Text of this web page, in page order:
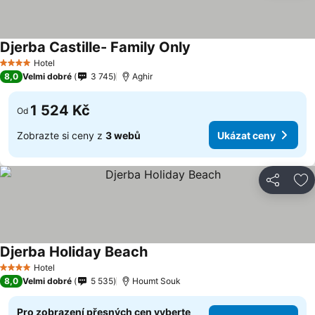
4 Počet hvězdiček
Hotel
Djerba Castille- Family Only
8,0 Velmi dobré 3 745 Aghir
Od 1 524 Kč
Zobrazte si ceny z 3 webů Ukázat ceny
Sdílet
4 Počet hvězdiček
Hotel
Djerba Holiday Beach
8,0 Velmi dobré 5 535 Houmt Souk
Pro zobrazení přesných cen vyberte